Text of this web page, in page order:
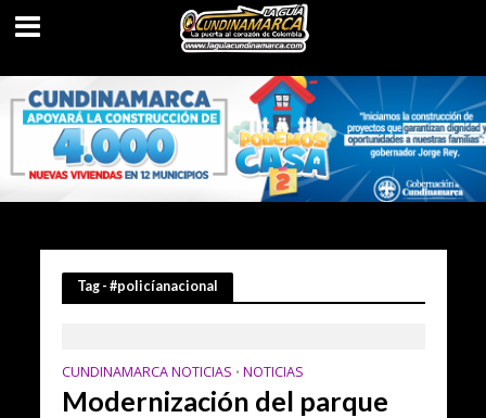
Tag - #policíanacional
CUNDINAMARCA NOTICIAS • NOTICIAS
Modernización del parque